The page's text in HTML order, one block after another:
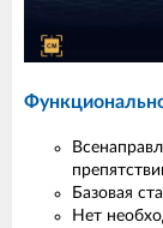
Базовая
Нет